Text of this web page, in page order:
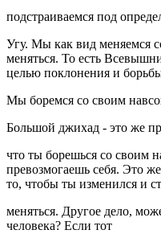
подстраиваемся под
Угу. Мы как вид меняемся
меняться. То есть
целью поклонения и
Мы боремся со своим
Большой джихад - это же
что ты борешься со своим
превозмогаешь себя. Это
то, чтобы ты изменился и
меняться. Другое дело,
человека? Если тот